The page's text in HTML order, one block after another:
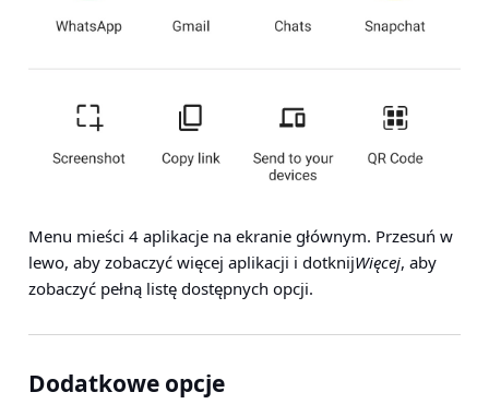
Menu mieści 4 aplikacje na ekranie głównym. Przesuń w
lewo, aby zobaczyć więcej aplikacji i dotknijWięcej, aby
zobaczyć pełną listę dostępnych opcji.
Dodatkowe opcje